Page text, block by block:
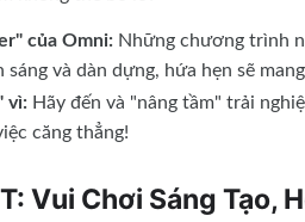
của Omni: Những chương trình
sáng và dàn dựng, hứa hẹn sẽ
vì: Hãy đến và "nâng tầm" trải
căng thẳng!
Vui Chơi Sáng Tạo,